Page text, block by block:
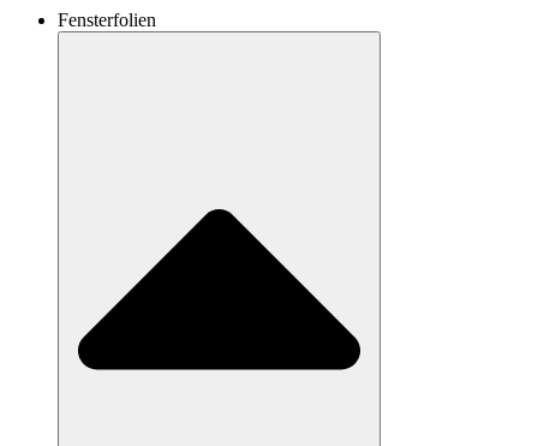
Fensterfolien